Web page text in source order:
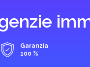
Garanzia
100 %